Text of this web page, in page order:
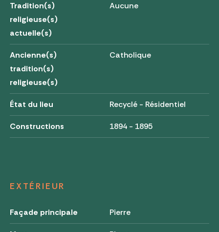
Tradition(s)
religieuse(s)
actuelle(s)
Aucune
Ancienne(s)
tradition(s)
religieuse(s)
Catholique
État du lieu Recyclé - Résidentiel
Constructions 1894 - 1895
EXTÉRIEUR
Façade principale Pierre